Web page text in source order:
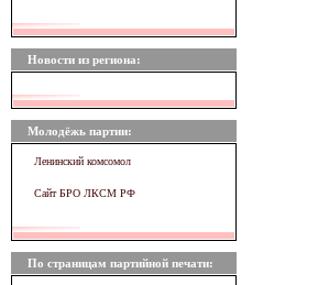
Новости из региона:
Молодёжь партии:
Ленинский комсомол
Сайт БРО ЛКСМ РФ
По страницам партийной печати: